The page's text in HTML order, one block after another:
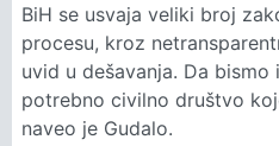
BiH se usvaja veliki broj
procesu, kroz
uvid u dešavanja. Da bismo
potrebno civilno društvo
naveo je Gudalo.